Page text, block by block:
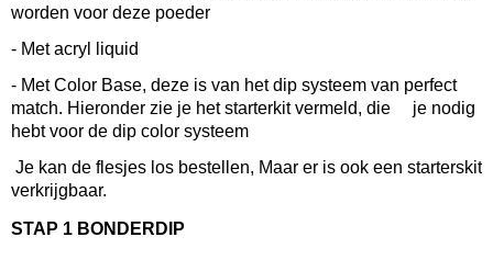
worden voor deze poeder
- Met acryl liquid
- Met Color Base, deze is van het dip systeem van perfect
match. Hieronder zie je het starterkit vermeld, die je nodig
hebt voor de dip color systeem
Je kan de flesjes los bestellen, Maar er is ook een starterskit
verkrijgbaar.
STAP 1 BONDERDIP